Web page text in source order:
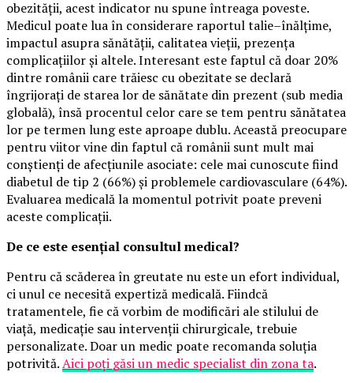
obezității, acest indicator nu spune întreaga poveste.
Medicul poate lua în considerare raportul talie–înălțime,
impactul asupra sănătății, calitatea vieții, prezența
complicațiilor și altele. Interesant este faptul că doar 20%
dintre românii care trăiesc cu obezitate se declară
îngrijorați de starea lor de sănătate din prezent (sub media
globală), însă procentul celor care se tem pentru sănătatea
lor pe termen lung este aproape dublu. Această preocupare
pentru viitor vine din faptul că românii sunt mult mai
conștienți de afecțiunile asociate: cele mai cunoscute fiind
diabetul de tip 2 (66%) și problemele cardiovasculare (64%).
Evaluarea medicală la momentul potrivit poate preveni
aceste complicații.
De ce este esențial consultul medical?
Pentru că scăderea în greutate nu este un efort individual,
ci unul ce necesită expertiză medicală. Fiindcă
tratamentele, fie că vorbim de modificări ale stilului de
viață, medicație sau intervenții chirurgicale, trebuie
personalizate. Doar un medic poate recomanda soluția
potrivită.Aici poți găsi un medic specialist din zona ta.